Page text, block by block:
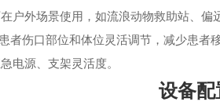
户外场景使用，如流浪动物救助站、偏
者伤口部位和体位灵活调节，减少患者
电源、支架灵活度。
设备